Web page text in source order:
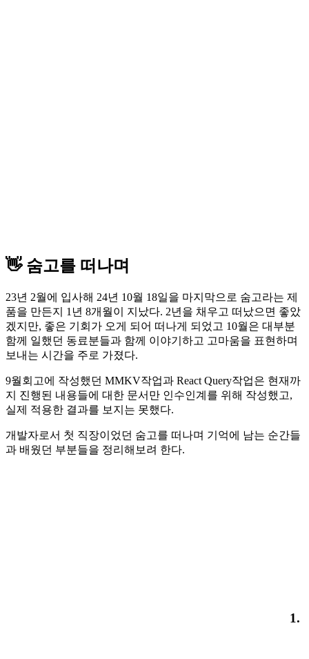
👋 숨고를 떠나며
23년 2월에 입사해 24년 10월 18일을 마지막으로 숨고라는 제
품을 만든지 1년 8개월이 지났다. 2년을 채우고 떠났으면 좋았
겠지만, 좋은 기회가 오게 되어 떠나게 되었고 10월은 대부분
함께 일했던 동료분들과 함께 이야기하고 고마움을 표현하며
보내는 시간을 주로 가졌다.
9월회고에 작성했던 MMKV작업과 React Query작업은 현재까
지 진행된 내용들에 대한 문서만 인수인계를 위해 작성했고,
실제 적용한 결과를 보지는 못했다.
개발자로서 첫 직장이었던 숨고를 떠나며 기억에 남는 순간들
과 배웠던 부분들을 정리해보려 한다.
1.